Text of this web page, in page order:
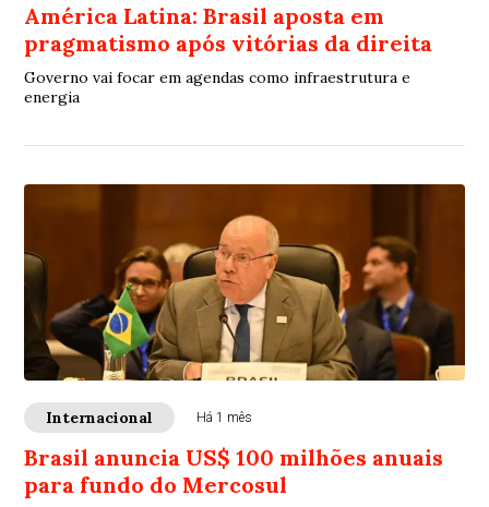
América Latina: Brasil aposta em
pragmatismo após vitórias da direita
Governo vai focar em agendas como infraestrutura e
energia
Internacional Há 1 mês
Brasil anuncia US$ 100 milhões anuais
para fundo do Mercosul